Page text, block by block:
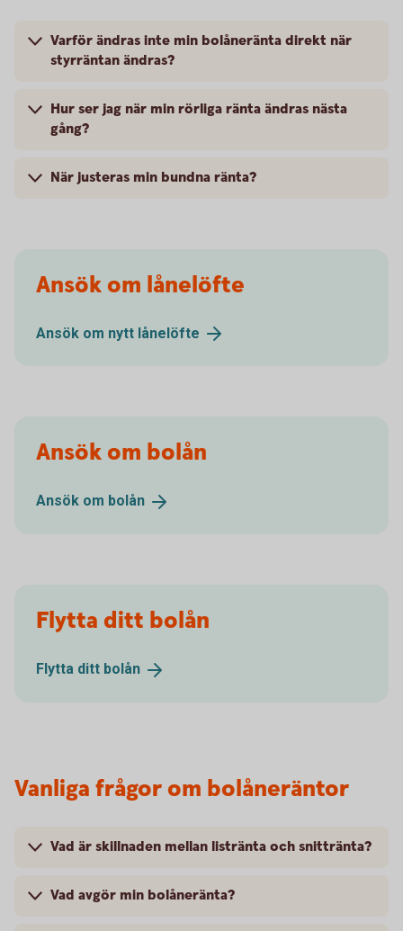
Varför ändras inte min bolåneränta direkt när
styrräntan ändras?
Hur ser jag när min rörliga ränta ändras nästa
gång?
När justeras min bundna ränta?
Ansök om lånelöfte
Ansök om nytt lånelöfte
Ansök om bolån
Ansök om bolån
Flytta ditt bolån
Flytta ditt bolån
Vanliga frågor om bolåneräntor
Vad är skillnaden mellan listränta och snittränta?
Vad avgör min bolåneränta?